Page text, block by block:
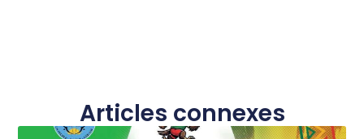
Articles connexes